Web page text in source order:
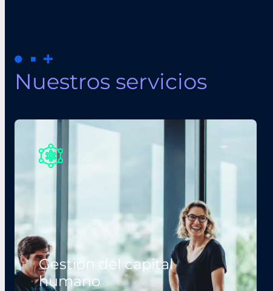
Nuestros servicios
Gestión del capital
humano